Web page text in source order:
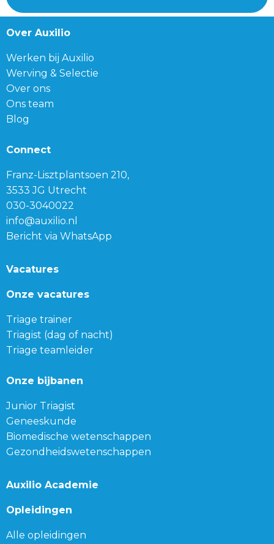
Over Auxilio
Werken bij Auxilio
Werving & Selectie
Over ons
Ons team
Blog
Connect
Franz-Lisztplantsoen 210,
3533 JG Utrecht
030-3040022
info@auxilio.nl
Bericht via WhatsApp
Vacatures
Onze vacatures
Triage trainer
Triagist (dag of nacht)
Triage teamleider
Onze bijbanen
Junior Triagist
Geneeskunde
Biomedische wetenschappen
Gezondheidswetenschappen
Auxilio Academie
Opleidingen
Alle opleidingen